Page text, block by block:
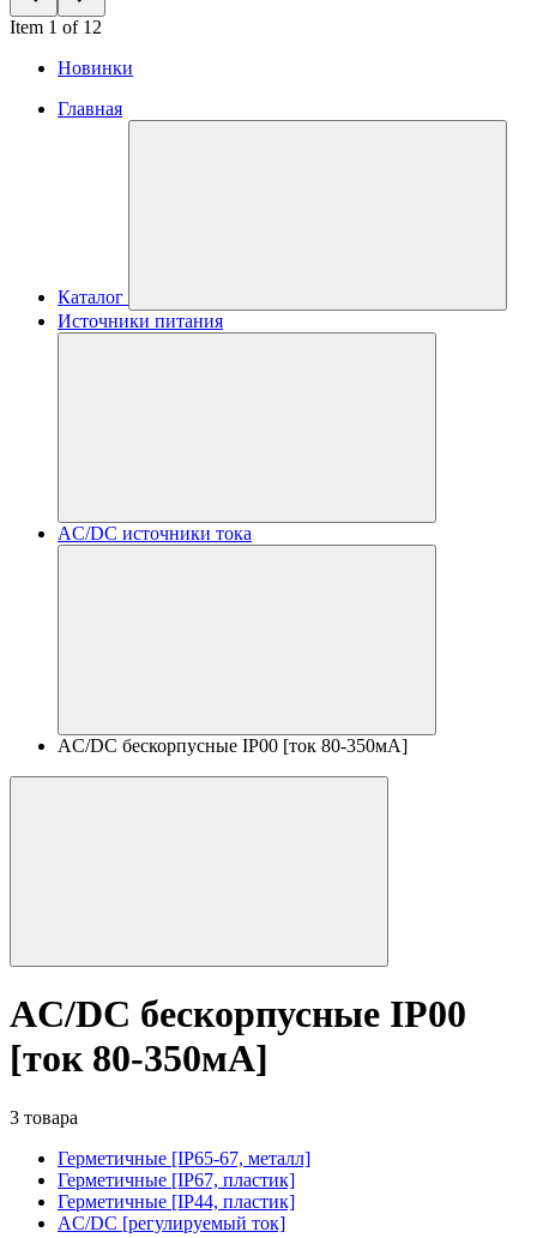
Item 1 of 12
Новинки
Главная
Каталог
Источники питания
AC/DC источники тока
AC/DC бескорпусные IP00 [ток 80-350мА]
AC/DC бескорпусные IP00
[ток 80-350мА]
3 товара
Герметичные [IP65-67, металл]
Герметичные [IP67, пластик]
Герметичные [IP44, пластик]
AC/DC [регулируемый ток]